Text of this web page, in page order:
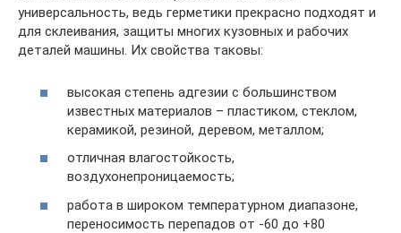
универсальность, ведь герметики прекрасно подходят и
для склеивания, защиты многих кузовных и рабочих
деталей машины. Их свойства таковы:
высокая степень адгезии с большинством
известных материалов – пластиком, стеклом,
керамикой, резиной, деревом, металлом;
отличная влагостойкость,
воздухонепроницаемость;
работа в широком температурном диапазоне,
переносимость перепадов от -60 до +80